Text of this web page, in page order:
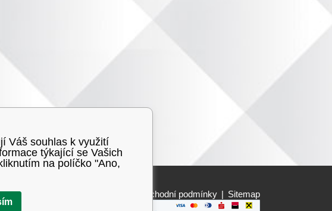
Obchodní podmínky | Sitemap
Váš souhlas k využití
týkající se Vašich
na políčko "Ano,